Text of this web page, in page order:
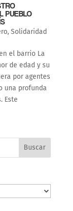
PUEBLO
, Solidaridad
el barrio La
de edad y su
por agentes
una profunda
Este
Buscar